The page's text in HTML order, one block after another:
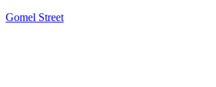
Gomel Street